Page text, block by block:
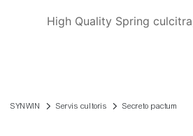
High Quality Spring
SYNWIN Servis cultoris Secreto pactum